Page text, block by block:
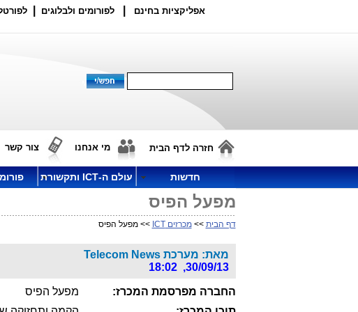
אפליקציות בחינם לפורומים ולבלוגים
חזרה לדף הבית מי אנחנו צור קשר
חדשות עולם ה-ICT ותקשורת
מפעל הפיס
דף הבית >>מכרזים ICT >> מפעל הפיס
מאת: מערכת Telecom News
30/09/13, 18:02
החברה מפרסמת המכרז:
מפעל הפיס